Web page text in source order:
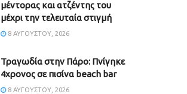
μέντορας και ατζέντης του
μέχρι την τελευταία στιγμή
8 ΑΥΓΟΎΣΤΟΥ, 2026
Τραγωδία στην Πάρο: Πνίγηκε
4χρονος σε πισίνα beach bar
8 ΑΥΓΟΎΣΤΟΥ, 2026